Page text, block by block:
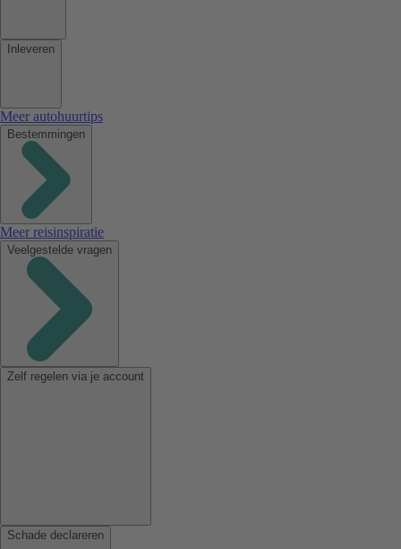
Inleveren
Meer autohuurtips
Bestemmingen
Meer reisinspiratie
Veelgestelde vragen
Zelf regelen via je account
Schade declareren